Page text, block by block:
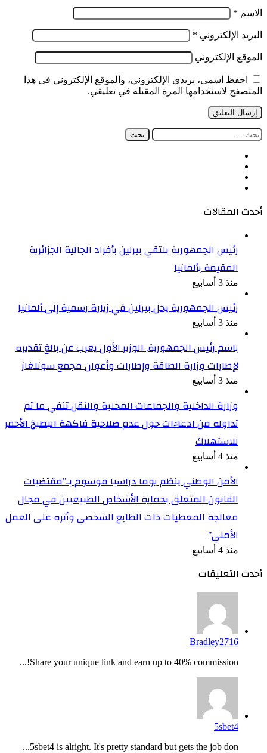
الاسم *
البريد الإلكتروني *
الموقع الإلكتروني
احفظ اسمي، بريدي الإلكتروني، والموقع الإلكتروني في هذا
المتصفح لاستخدامها المرة المقبلة في تعليقي.
البحث
أحدث المقالات
رئيس الجمهورية يلتقي ببرلين بأفراد الجالية الجزائرية
المقيمة بألمانيا
منذ 3 أسابيع
رئيس الجمهورية يحل ببرلين في زيارة رسمية إلى ألمانيا
منذ 3 أسابيع
باسم رئيس الجمهورية, الوزير الأول يعرب عن بالغ تقديره
لإطارات وزارة الطاقة وإطارات وأعوان مجمع سونلغاز
منذ 3 أسابيع
وزارة الداخلية والجماعات المحلية والنقل تنفي ما تم
تداوله من ادعاءات حول عدم صلاحية فاكهة البطيخ الأحمر
للاستهلاك
منذ 4 أسابيع
الأمن الوطني ينظم يوما دراسيا موسوم بـ”مقتضيات
القانون المتعلق بحماية الأشخاص الطبيعيين في مجال
معالجة المعطيات ذات الطابع الشخصي وأثره على العمل
الأمني”
منذ 4 أسابيع
أحدث التعليقات
Bradley2716
Share your unique link and earn up to 40% commission!...
5sbet4
5sbet4 is alright. It's pretty standard but gets the job don...